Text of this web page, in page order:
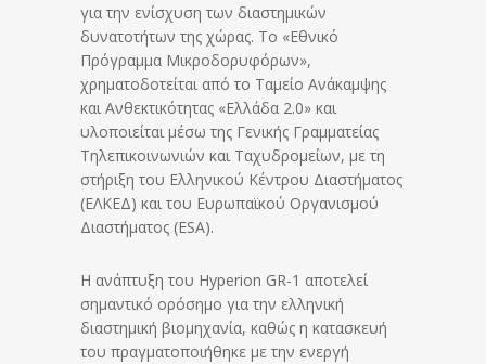
για την ενίσχυση των διαστημικών
δυνατοτήτων της χώρας. Το «Εθνικό
Πρόγραμμα Μικροδορυφόρων»,
χρηματοδοτείται από το Ταμείο Ανάκαμψης
και Ανθεκτικότητας «Ελλάδα 2.0» και
υλοποιείται μέσω της Γενικής Γραμματείας
Τηλεπικοινωνιών και Ταχυδρομείων, με τη
στήριξη του Ελληνικού Κέντρου Διαστήματος
(ΕΛΚΕΔ) και του Ευρωπαϊκού Οργανισμού
Διαστήματος (ESA).
Η ανάπτυξη του Hyperion GR-1 αποτελεί
σημαντικό ορόσημο για την ελληνική
διαστημική βιομηχανία, καθώς η κατασκευή
του πραγματοποιήθηκε με την ενεργή